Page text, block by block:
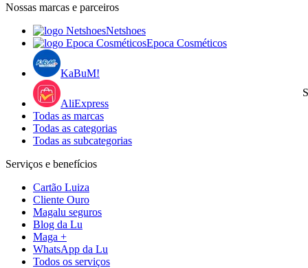
Nossas marcas e parceiros
Netshoes
Epoca Cosméticos
KaBuM!
AliExpress
Todas as marcas
Todas as categorias
Todas as subcategorias
Serviços e benefícios
Cartão Luiza
Cliente Ouro
Magalu seguros
Blog da Lu
Maga +
WhatsApp da Lu
Todos os serviços